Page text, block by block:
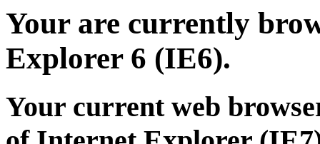
Your are currently
Explorer 6 (IE6).
Your current web